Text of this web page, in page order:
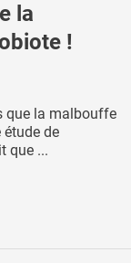
la
!
que la malbouffe
de
que ...